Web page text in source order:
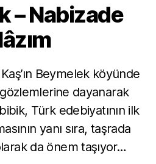
– Nabizade
Kaş’ın Beymelek köyünde
dayanarak
Türk edebiyatının ilk
yanı sıra, taşrada
da önem taşıyor…
a
z
a
M
u